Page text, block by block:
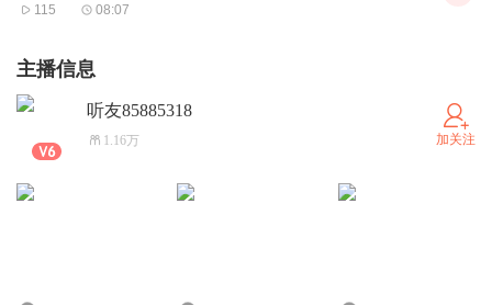
115 08:07
主播信息
听友85885318
1.16万 加关注